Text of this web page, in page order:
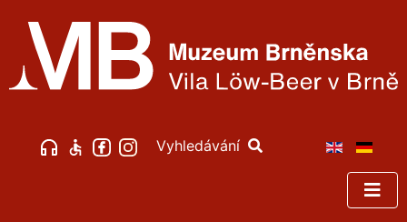
Vyhledávání